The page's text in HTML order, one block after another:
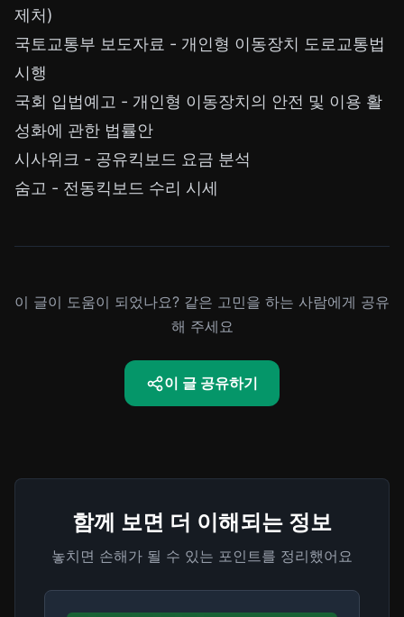
제처)
국토교통부 보도자료 - 개인형 이동장치 도로교통법
시행
국회 입법예고 - 개인형 이동장치의 안전 및 이용 활
성화에 관한 법률안
시사위크 - 공유킥보드 요금 분석
숨고 - 전동킥보드 수리 시세
이 글이 도움이 되었나요? 같은 고민을 하는 사람에게 공유
해 주세요
이 글 공유하기
함께 보면 더 이해되는 정보
놓치면 손해가 될 수 있는 포인트를 정리했어요